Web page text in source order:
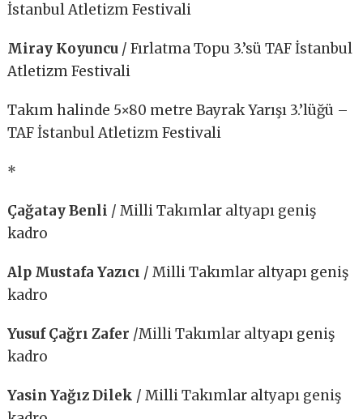
İstanbul Atletizm Festivali
Miray Koyuncu / Fırlatma Topu 3.’sü TAF İstanbul
Atletizm Festivali
Takım halinde 5×80 metre Bayrak Yarışı 3.’lüğü –
TAF İstanbul Atletizm Festivali
*
Çağatay Benli / Milli Takımlar altyapı geniş
kadro
Alp Mustafa Yazıcı / Milli Takımlar altyapı geniş
kadro
Yusuf Çağrı Zafer /Milli Takımlar altyapı geniş
kadro
Yasin Yağız Dilek / Milli Takımlar altyapı geniş